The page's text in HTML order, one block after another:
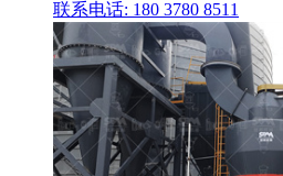
联系电话: 180 3780 8511